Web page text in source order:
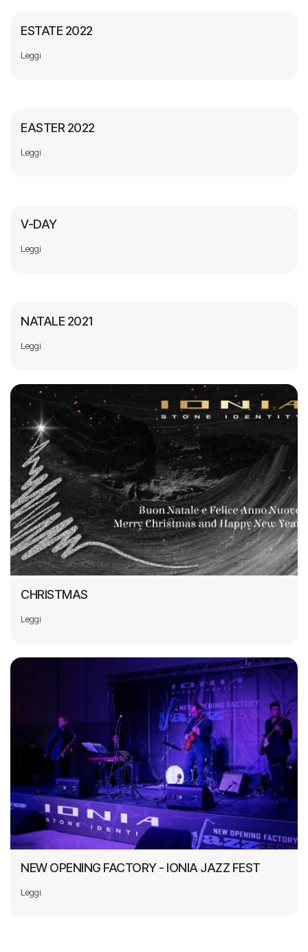
ESTATE 2022
Leggi
EASTER 2022
Leggi
V-DAY
Leggi
NATALE 2021
Leggi
CHRISTMAS
Leggi
NEW OPENING FACTORY - IONIA JAZZ FEST
Leggi